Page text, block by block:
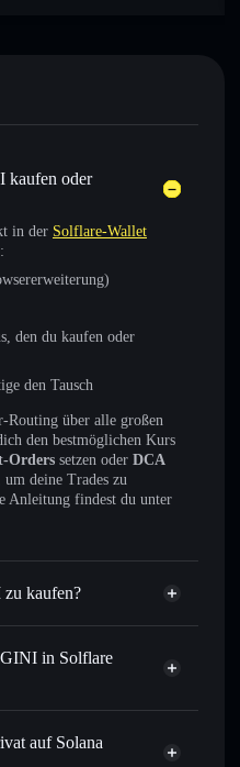
oder
in der Solflare-Wallet
den du kaufen oder
den Tausch
Routing über alle großen
den bestmöglichen Kurs
Orders setzen oder DCA
deine Trades zu
Anleitung findest du unter
kaufen?
nicht
in Solflare
Wallet
gegen SOL, USDC oder
mit intelligentem Order
auf Solana